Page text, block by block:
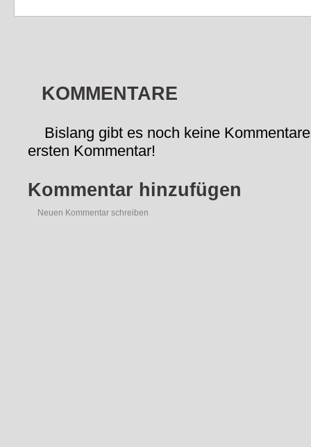
KOMMENTARE
Bislang gibt es noch keine
ersten Kommentar!
Kommentar hinzufügen
Neuen Kommentar schreiben